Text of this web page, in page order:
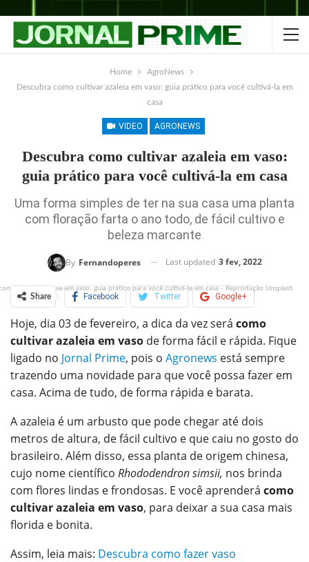
Home
AgroNews
Descubra como cultivar azaleia em vaso: guia prático para você cultivá-la em
casa
VIDEO AGRONEWS
Descubra como cultivar azaleia em vaso:
guia prático para você cultivá-la em casa
Uma forma simples de ter na sua casa uma planta
com floração farta o ano todo, de fácil cultivo e
beleza marcante
By Fernandoperes Last updated 3 fev, 2022
cultivar azaleia em vaso: guia prático para você cultivá-la em casa - Reprodução Unsplash
Share Facebook Twitter Google+
ReddIt WhatsApp Pinterest
Hoje, dia 03 de fevereiro, a dica da vez será como
cultivar azaleia em vaso de forma fácil e rápida. Fique
ligado no Jornal Prime, pois o Agronews está sempre
trazendo uma novidade para que você possa fazer em
casa. Acima de tudo, de forma rápida e barata.
A azaleia é um arbusto que pode chegar até dois
metros de altura, de fácil cultivo e que caiu no gosto do
brasileiro. Além disso, essa planta de origem chinesa,
cujo nome científico Rhododendron simsii, nos brinda
com flores lindas e frondosas. E você aprenderá como
cultivar azaleia em vaso, para deixar a sua casa mais
florida e bonita.
Assim, leia mais: Descubra como fazer vaso